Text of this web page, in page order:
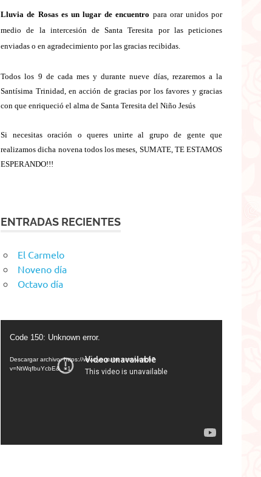
Lluvia de Rosas es un lugar de encuentro para orar unidos por
medio de la intercesión de Santa Teresita por las peticiones
enviadas o en agradecimiento por las gracias recibidas.
Todos los 9 de cada mes y durante nueve días, rezaremos a la
Santísima Trinidad, en acción de gracias por los favores y gracias
con que enriqueció el alma de Santa Teresita del Niño Jesús
Si necesitas oración o queres unirte al grupo de gente que
realizamos dicha novena todos los meses, SUMATE, TE ESTAMOS
ESPERANDO!!!
ENTRADAS RECIENTES
El Carmelo
Noveno día
Octavo día
de
vídeo
Code 150: Unknown error.
Descargar archivo: https://www.youtube.com/watch?
v=NtWqfbuYcbE&_=1